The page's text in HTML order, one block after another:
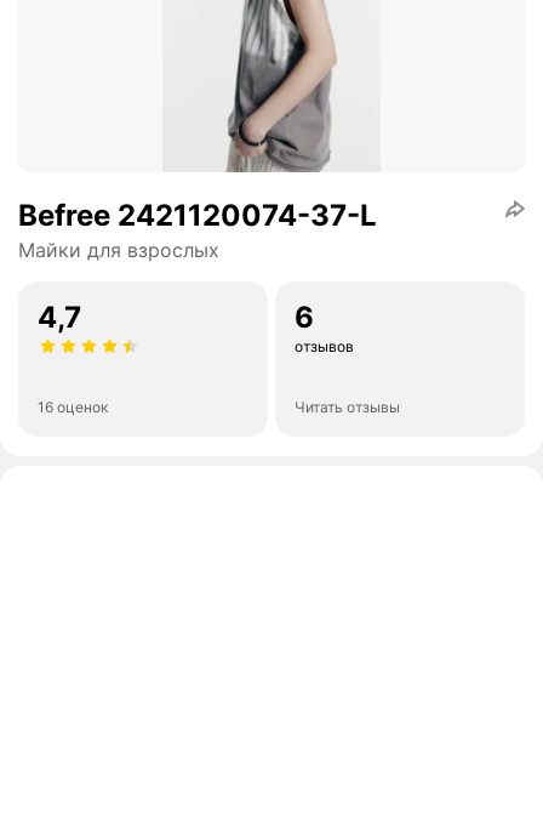
Befree 2421120074-37-L
Майки для взрослых
4,7
16 оценок
6
отзывов
Читать отзывы